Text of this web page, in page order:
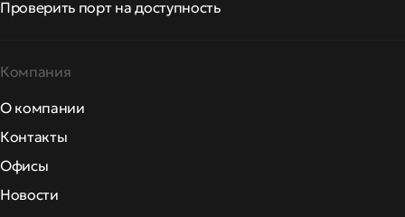
Проверить порт на доступность
Компания
О компании
Контакты
Офисы
Новости